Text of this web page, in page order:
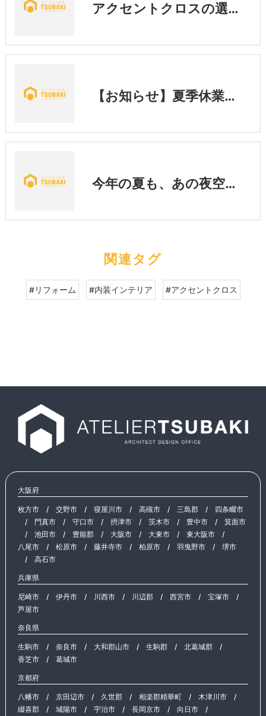
アクセントクロスの選び方｜後悔しないために知っておきたい3つのポイント💡
【お知らせ】夏季休業期間中の営業に関するご案内
今年の夏も、あの夜空へ🎇「くらわんか花火大会」実行委員会がスタート👆
関連タグ
#リフォーム #内装インテリア #アクセントクロス
大阪府
枚方市/ 交野市/ 寝屋川市/ 高槻市/ 三島郡/ 四条畷市
/ 門真市/ 守口市/ 摂津市/ 茨木市/ 豊中市/ 箕面市
/ 池田市/ 豊能郡/ 大阪市/ 大東市/ 東大阪市/
八尾市/ 松原市/ 藤井寺市/ 柏原市/ 羽曳野市/ 堺市
/ 高石市
兵庫県
尼崎市/ 伊丹市/ 川西市/ 川辺郡/ 西宮市/ 宝塚市/
芦屋市
奈良県
生駒市/ 奈良市/ 大和郡山市/ 生駒郡/ 北葛城郡/
香芝市/ 葛城市
京都府
八幡市/ 京田辺市/ 久世郡/ 相楽郡精華町/ 木津川市/
綴喜郡/ 城陽市/ 宇治市/ 長岡京市/ 向日市/